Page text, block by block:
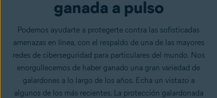
ganada a pulso
Podemos ayudarte a protegerte contra las sofisticadas
amenazas en línea, con el respaldo de una de las mayores
redes de ciberseguridad para particulares del mundo. Nos
enorgullecemos de haber ganado una gran variedad de
galardones a lo largo de los años. Echa un vistazo a
algunos de los más recientes. La protección galardonada